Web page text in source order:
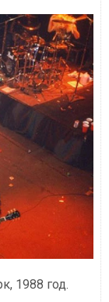
1988 год.